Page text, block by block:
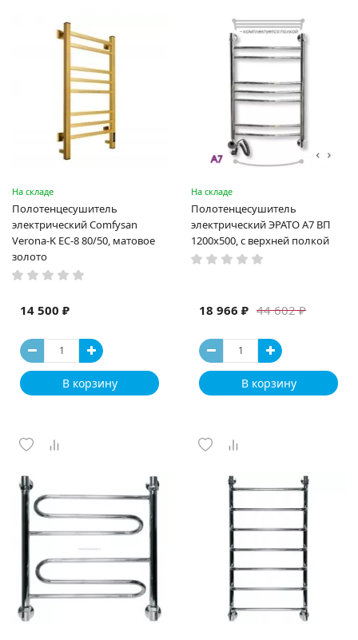
На складе
Полотенцесушитель
электрический Comfysan
Verona-K EC-8 80/50, матовое
золото
14 500 ₽
В корзину
На складе
Полотенцесушитель
электрический ЭРАТО А7 ВП
1200x500, с верхней полкой
44 602 ₽
18 966 ₽
В корзину